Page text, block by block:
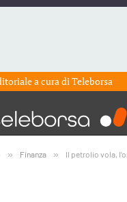
a cura diTeleborsa
» Finanza » Il petrolio vola, l’oro sale e l’azionario